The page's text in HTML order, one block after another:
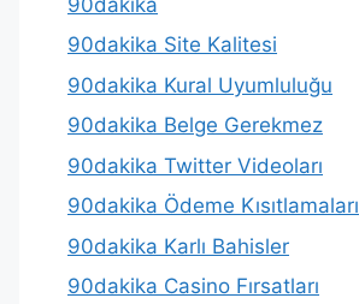
90dakika Site Kalitesi
90dakika Kural Uyumluluğu
90dakika Belge Gerekmez
90dakika Twitter Videoları
90dakika Ödeme Kısıtlamaları
90dakika Karlı Bahisler
90dakika Casino Fırsatları